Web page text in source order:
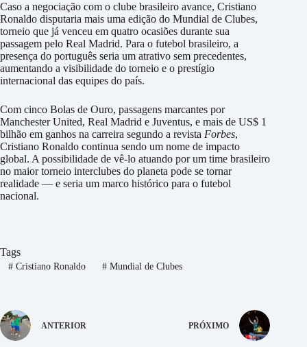
Caso a negociação com o clube brasileiro avance, Cristiano
Ronaldo disputaria mais uma edição do Mundial de Clubes,
torneio que já venceu em quatro ocasiões durante sua
passagem pelo Real Madrid. Para o futebol brasileiro, a
presença do português seria um atrativo sem precedentes,
aumentando a visibilidade do torneio e o prestígio
internacional das equipes do país.
Com cinco Bolas de Ouro, passagens marcantes por
Manchester United, Real Madrid e Juventus, e mais de US$ 1
bilhão em ganhos na carreira segundo a revista Forbes,
Cristiano Ronaldo continua sendo um nome de impacto
global. A possibilidade de vê-lo atuando por um time brasileiro
no maior torneio interclubes do planeta pode se tornar
realidade — e seria um marco histórico para o futebol
nacional.
Tags
#Cristiano Ronaldo #Mundial de Clubes
ANTERIOR PRÓXIMO